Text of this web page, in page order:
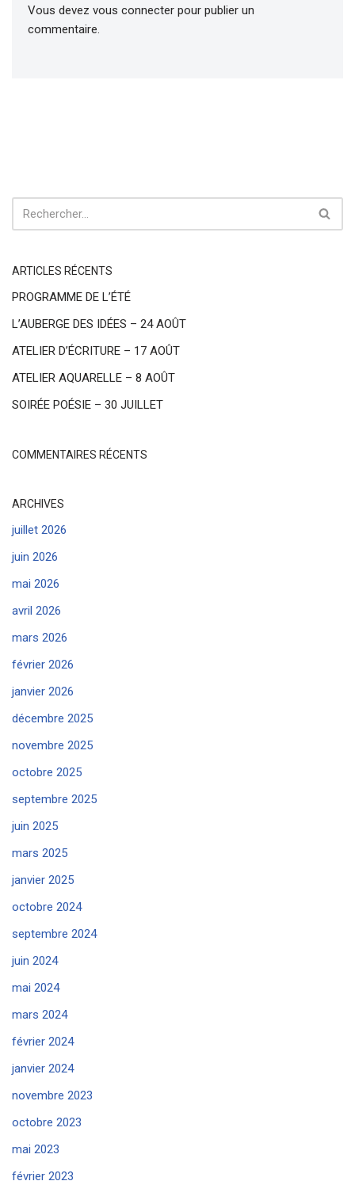
Vous devez vous connecter pour publier un
commentaire.
ARTICLES RÉCENTS
PROGRAMME DE L’ÉTÉ
L’AUBERGE DES IDÉES – 24 AOÛT
ATELIER D’ÉCRITURE – 17 AOÛT
ATELIER AQUARELLE – 8 AOÛT
SOIRÉE POÉSIE – 30 JUILLET
COMMENTAIRES RÉCENTS
ARCHIVES
juillet 2026
juin 2026
mai 2026
avril 2026
mars 2026
février 2026
janvier 2026
décembre 2025
novembre 2025
octobre 2025
septembre 2025
juin 2025
mars 2025
janvier 2025
octobre 2024
septembre 2024
juin 2024
mai 2024
mars 2024
février 2024
janvier 2024
novembre 2023
octobre 2023
mai 2023
février 2023